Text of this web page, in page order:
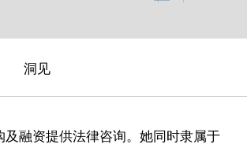
融资提供法律咨询。她同时隶属于
洞见